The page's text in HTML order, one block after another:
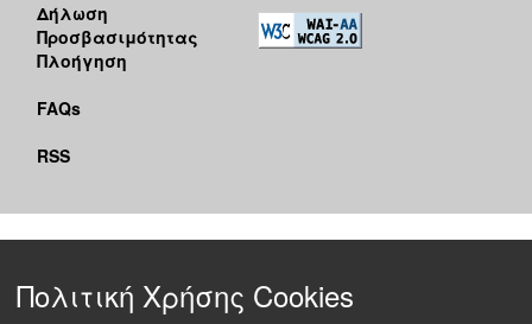
Δήλωση
Προσβασιμότητας
Πλοήγηση
FAQs
RSS
Πολιτική Χρήσης Cookies